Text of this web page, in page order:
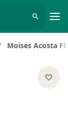
Moises Acosta